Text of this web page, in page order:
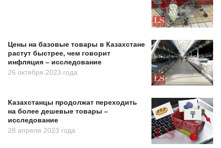
Цены на базовые товары в Казахстане
растут быстрее, чем говорит
инфляция – исследование
26 октября 2023 года
Казахстанцы продолжат переходить
на более дешевые товары –
исследование
28 апреля 2023 года